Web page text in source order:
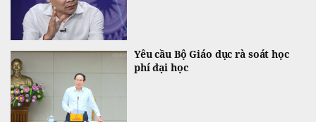
Yêu cầu Bộ Giáo dục rà soát học
phí đại học